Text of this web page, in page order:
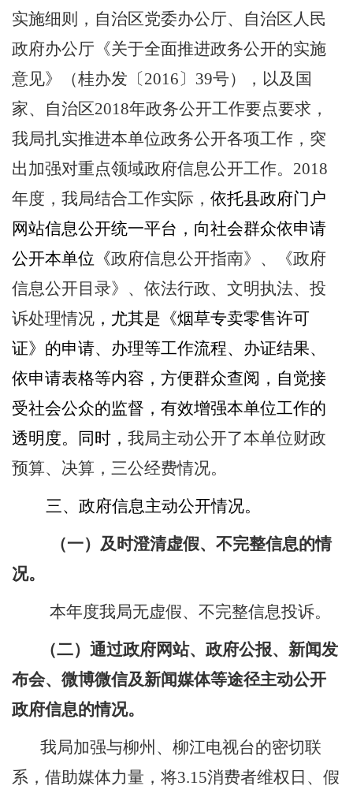
实施细则，自治区党委办公厅、自治区人民
政府办公厅《关于全面推进政务公开的实施
意见》（桂办发〔2016〕 39号），以及国
家、自治区2018年政务公开工作要点要求，
我局扎实推进本单位政务公开各项工作，突
出加强对重点领域政府信息公开工作。 2018
年度，我局结合工作实际， 依托县政府门户
网站信息公开统一平台，向社会群众依申请
公开本单位《政府信息公开指南》、《政府
信息公开目录》、依法行政、文明执法、投
诉处理情况 ，尤其是《烟草专卖零售许可
证》的申请、办理等工作流程、办证结果、
依申请表格等内容，方便群众查阅，自觉接
受社会公众的监督，有效增强本单位工作的
透明度。同时， 我局主动公开了本单位财政
预算、决算，三公经费情况。
三、政府信息主动公开情况。
（一）及时澄清虚假、不完整信息的情
况。
本年度我局无虚假、不完整信息投诉。
（二）通过政府网站、政府公报、新闻发
布会、微博微信及新闻媒体等途径主动公开
政府信息的情况。
我局加强与柳州、柳江电视台的密切联
系，借助媒体力量，将3.15消费者维权日、假